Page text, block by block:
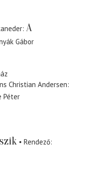
A
Gábor
Christian Andersen
Péter
Rendező